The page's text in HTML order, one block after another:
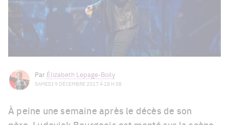
Par Élizabeth Lepage-Boily
SAMEDI 9 DÉCEMBRE 2017 À 18 H 08
À peine une semaine après le décès de son